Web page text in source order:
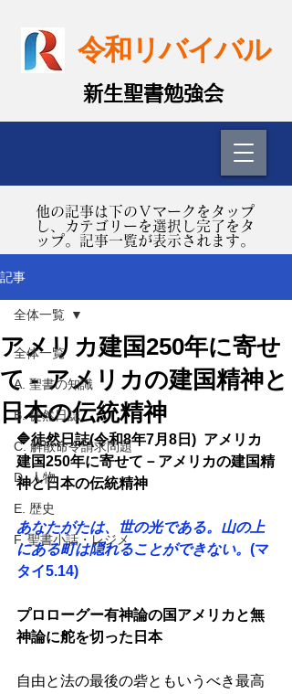
令和リバイバル
​新生聖書勉強会
​他の記事は下のＶマークをタップ
し、カテゴリーを選択し完了をタ
ップ。記事一覧が表示されます。
記事
全体一覧
A. 聖書の知識
B. 徒然日誌
C. 解散命令請求問題
D. 人物
E. 歴史
F. 聖書小話・レジメ
全体一覧
アメリカ建国250年に寄せ
て - アメリカの建国精神と
日本の伝統精神
🔷徒然日誌(令和8年7月8日)  アメリカ
建国250年に寄せて－アメリカの建国精
神と日本の伝統精神
あなたがたは、世の光である。山の上
にある町は隠れることができない。 (マ
タイ5.14)
プロローグー有神論の国アメリカと無
神論に舵を切った日本
自由と法の最後の砦ともいうべき最高